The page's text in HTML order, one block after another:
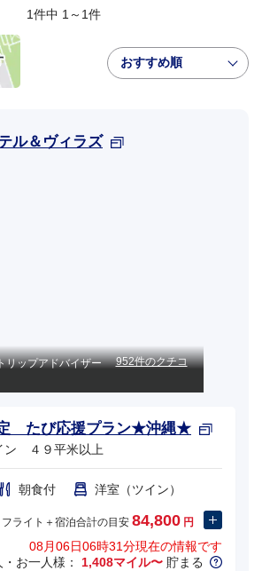
1件中 1～1件
おすすめ順
ル＆ヴィラズ
952件のクチコ
たび応援プラン★沖縄★
４９平米以上
朝食付 洋室（ツイン）
フライト＋宿泊合計の目安 84,800 円
08月06日06時31分現在の情報です
・お一人様： 1,408マイル〜 貯まる